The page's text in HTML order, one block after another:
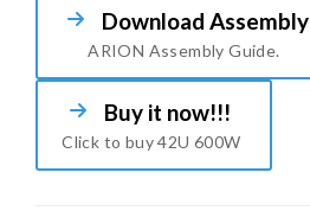
Download Assembly
ARION Assembly Guide.
Buy it now!!!
Click to buy 42U 600W